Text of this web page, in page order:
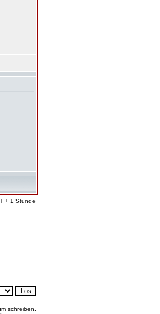
+ 1 Stunde
schreiben.